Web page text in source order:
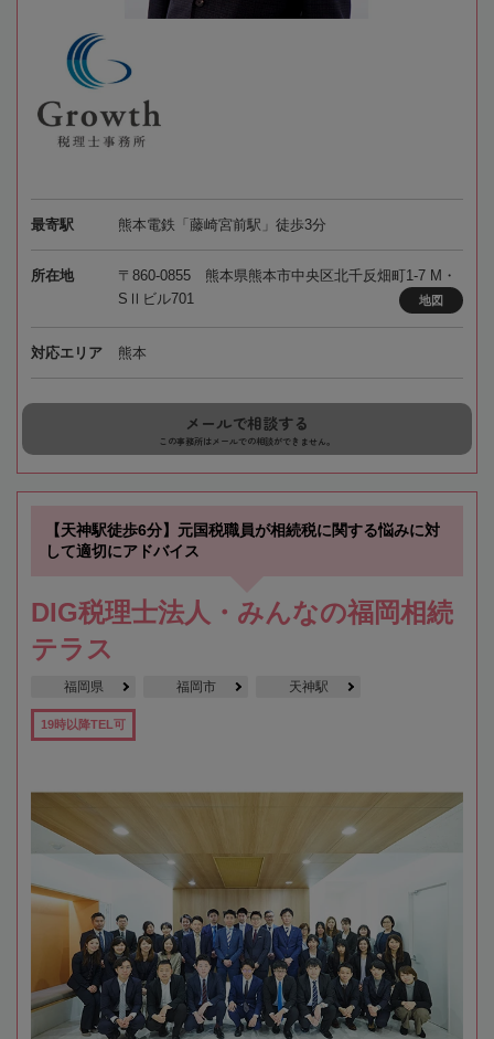
最寄駅 熊本電鉄「藤崎宮前駅」徒歩3分
所在地
〒860-0855 熊本県熊本市中央区北千反畑町1-7 M・
SⅡビル701
地図
対応エリア 熊本
メールで相談する
この事務所はメールでの相談ができません。
【天神駅徒歩6分】元国税職員が相続税に関する悩みに対
して適切にアドバイス
DIG税理士法人・みんなの福岡相続
テラス
福岡県 福岡市 天神駅
19時以降TEL可